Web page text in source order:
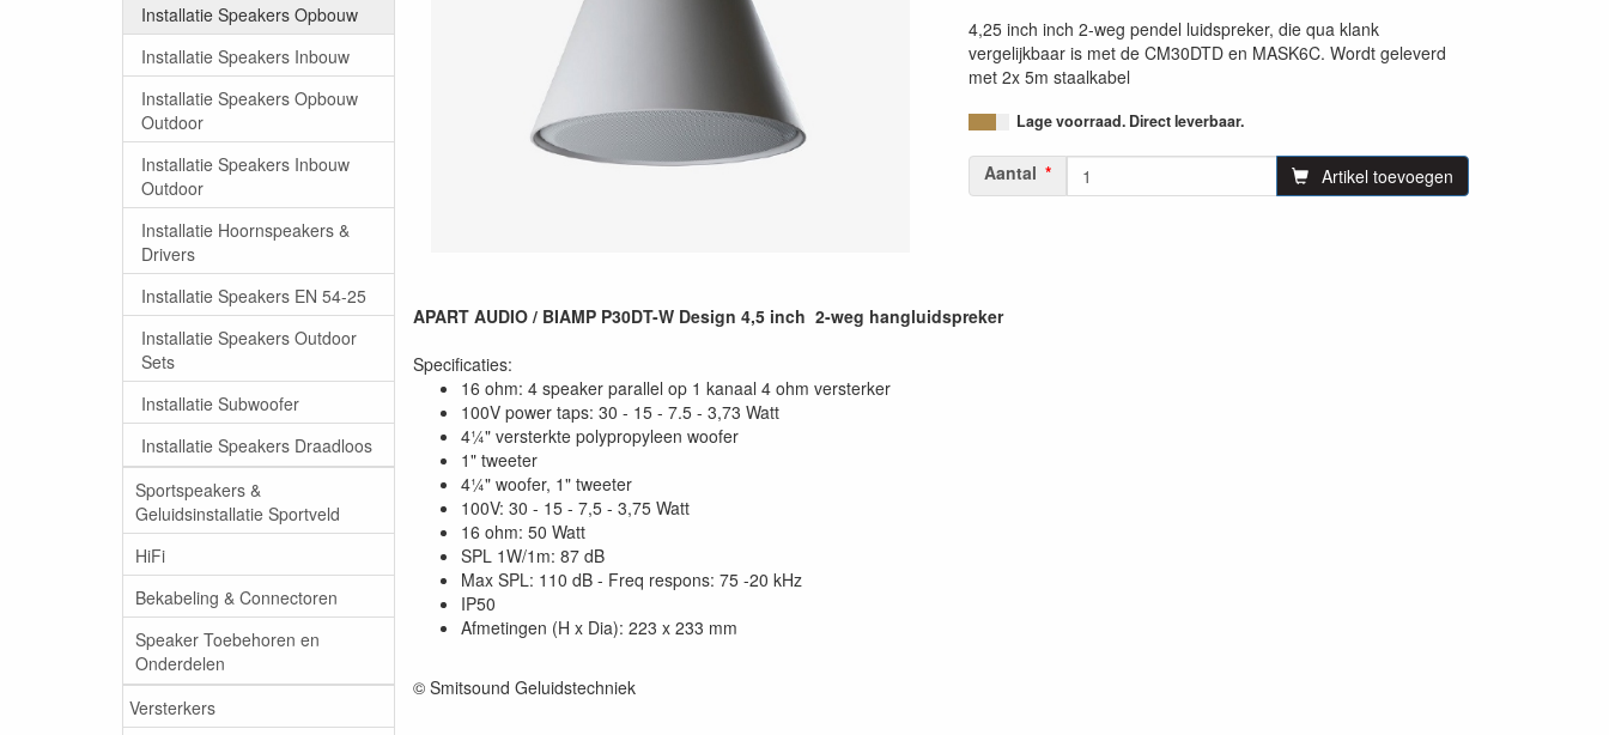
Installatie Speakers Opbouw
Installatie Speakers Inbouw
Installatie Speakers Opbouw
Outdoor
Installatie Speakers Inbouw
Outdoor
Installatie Hoornspeakers &
Drivers
Installatie Speakers EN 54-25
Installatie Speakers Outdoor
Sets
Installatie Subwoofer
Installatie Speakers Draadloos
Sportspeakers &
Geluidsinstallatie Sportveld
HiFi
Bekabeling & Connectoren
Speaker Toebehoren en
Onderdelen
Versterkers
4,25 inch inch 2-weg pendel luidspreker, die qua klank
vergelijkbaar is met de CM30DTD en MASK6C. Wordt geleverd
met 2x 5m staalkabel
Lage voorraad. Direct leverbaar.
Aantal Artikel toevoegen
APART AUDIO / BIAMP P30DT-W Design 4,5 inch 2-weg hangluidspreker
Specificaties:
16 ohm: 4 speaker parallel op 1 kanaal 4 ohm versterker
100V power taps: 30 - 15 - 7.5 - 3,73 Watt
4¼" versterkte polypropyleen woofer
1" tweeter
4¼" woofer, 1" tweeter
100V: 30 - 15 - 7,5 - 3,75 Watt
16 ohm: 50 Watt
SPL 1W/1m: 87 dB
Max SPL: 110 dB - Freq respons: 75 -20 kHz
IP50
Afmetingen (H x Dia): 223 x 233 mm
© Smitsound Geluidstechniek